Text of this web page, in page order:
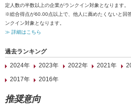
定人数の半数以上の企業がランクイン対象となります。
※総合得点が60.00点以上で、他人に薦めたくないと回
ンクイン対象となります。
≫ 詳細はこちら
過去ランキング
2024年
2023年 2022年 2021年
2017年
2016年
推奨意向